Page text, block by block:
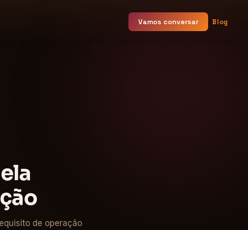
Vamos conversar Blog
de operação